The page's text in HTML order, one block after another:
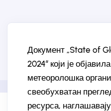
Документ „State of
2024“ који је
метеоролошка
свеобухватан
ресурса,